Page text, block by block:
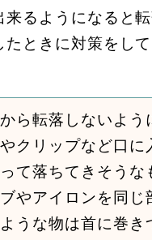
来るようになると
たときに対策をし
ら転落しないよう
クリップなど口
て落ちてきそう
やアイロンを同じ
うな物は首に巻